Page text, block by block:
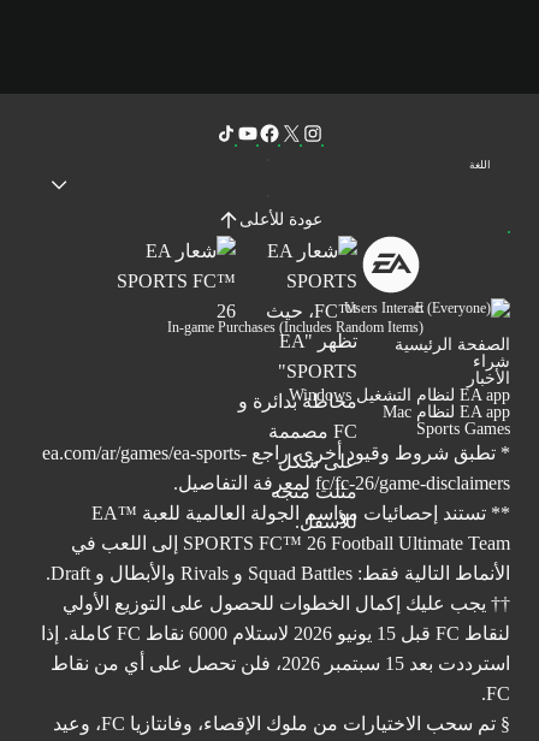
اللغة
عودة للأعلى
Users Interact
In-game Purchases (Includes Random Items)
الصفحة الرئيسية
شراء
الأخبار
EA app لنظام التشغيل Windows
EA app لنظام Mac
Sports Games
* تطبق شروط وقيود أخرى. راجع ea.com/ar/games/ea-sports-
fc/fc-26/game-disclaimers لمعرفة التفاصيل.
** تستند إحصائيات مواسم الجولة العالمية للعبة ™EA
SPORTS FC™ 26 Football Ultimate Team إلى اللعب في
الأنماط التالية فقط: Squad Battles و Rivals والأبطال و Draft.
†† يجب عليك إكمال الخطوات للحصول على التوزيع الأولي
لنقاط FC قبل 15 يونيو 2026 لاستلام 6000 نقاط FC كاملة. إذا
استرددت بعد 15 سبتمبر 2026، فلن تحصل على أي من نقاط
FC.
§ تم سحب الاختيارات من ملوك الإقصاء، وفانتازيا FC، وعيد